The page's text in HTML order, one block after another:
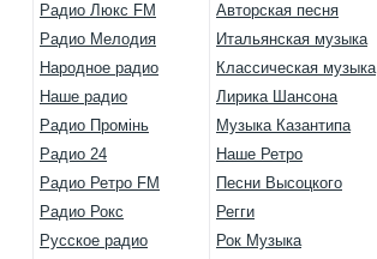
Радио Люкс FM
Радио Мелодия
Народное радио
Наше радио
Радио Промінь
Радио 24
Радио Ретро FM
Радио Рокс
Русское радио
Авторская песня
Итальянская музыка
Классическая музыка
Лирика Шансона
Музыка Казантипа
Наше Ретро
Песни Высоцкого
Регги
Рок Музыка